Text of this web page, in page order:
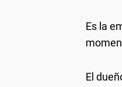
Es la
El